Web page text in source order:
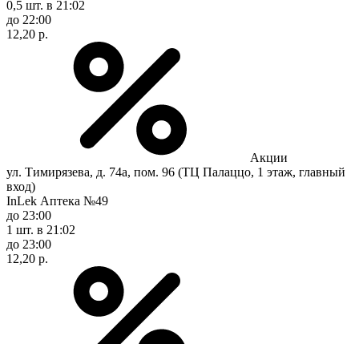
0,5 шт. в 21:02
до 22:00
12,20 р.
Акции
ул. Тимирязева, д. 74а, пом. 96 (ТЦ Палаццо, 1 этаж, главный
вход)
InLek Аптека №49
до 23:00
1 шт. в 21:02
до 23:00
12,20 р.